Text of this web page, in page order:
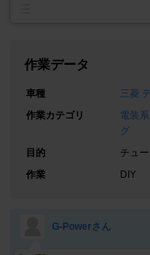
作業データ
車種
三菱
作業カテゴリ
電装系
グ
目的
チュ
作業
DIY
G-Powerさん